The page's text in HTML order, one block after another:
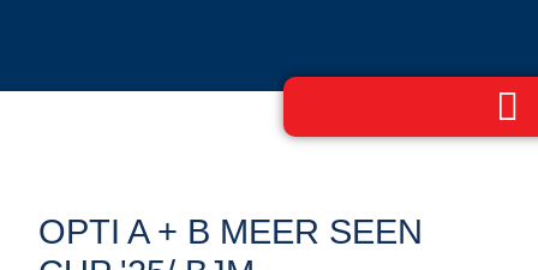
OPTI A + B MEER SEEN